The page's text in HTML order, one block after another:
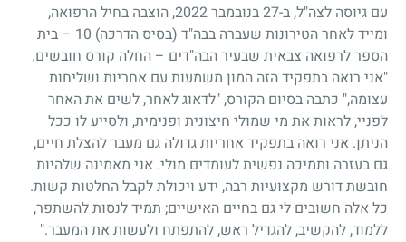
עם גיוסה לצה"ל, ב-27 בנובמבר 2022, הוצבה בחיל הרפואה,
ומייד לאחר הטירונות שעברה בבה"ד (בסיס הדרכה) 10 – בית
הספר לרפואה צבאית שבעיר הבה"דים – החלה קורס חובשים.
"אני רואה בתפקיד הזה המון משמעות עם אחריות ושליחות
עצומה," כתבה בסיום הקורס, "לדאוג לאחר, לשים את האחר
לפניי, לראות את מי שמולי חיצונית ופנימית, ולסייע לו ככל
הניתן. אני רואה בתפקיד אחריות גדולה גם מעבר להצלת חיים,
גם בעזרה ותמיכה נפשית לעומדים מולי. אני מאמינה שלהיות
חובשת דורש מקצועיות רבה, ידע ויכולת לקבל החלטות קשות.
כל אלה חשובים לי גם בחיים האישיים; תמיד לנסות להשתפר,
ללמוד, להקשיב, להגדיל ראש, להתפתח ולעשות את המעבר."